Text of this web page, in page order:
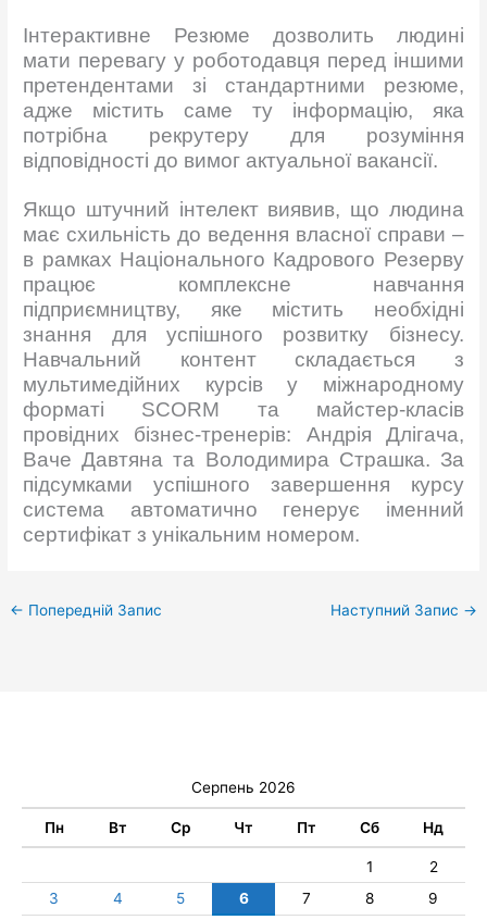
Інтерактивне Резюме дозволить людині
мати перевагу у роботодавця перед іншими
претендентами зі стандартними резюме,
адже містить саме ту інформацію, яка
потрібна рекрутеру для розуміння
відповідності до вимог актуальної вакансії.
Якщо штучний інтелект виявив, що людина
має схильність до ведення власної справи –
в рамках Національного Кадрового Резерву
працює комплексне навчання
підприємництву, яке містить необхідні
знання для успішного розвитку бізнесу.
Навчальний контент складається з
мультимедійних курсів у міжнародному
форматі SCORM та майстер-класів
провідних бізнес-тренерів: Андрія Длігача,
Ваче Давтяна та Володимира Страшка. За
підсумками успішного завершення курсу
система автоматично генерує іменний
сертифікат з унікальним номером.
← Попередній Запис Наступний Запис →
Серпень 2026
Пн Вт Ср Чт Пт Сб Нд
1
2
3
4 5 6 7 8
9